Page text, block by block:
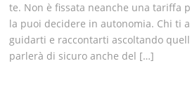
te. Non è fissata neanche una tariffa
la puoi decidere in autonomia. Chi ti
guidarti e raccontarti ascoltando
parlerà di sicuro anche del […]